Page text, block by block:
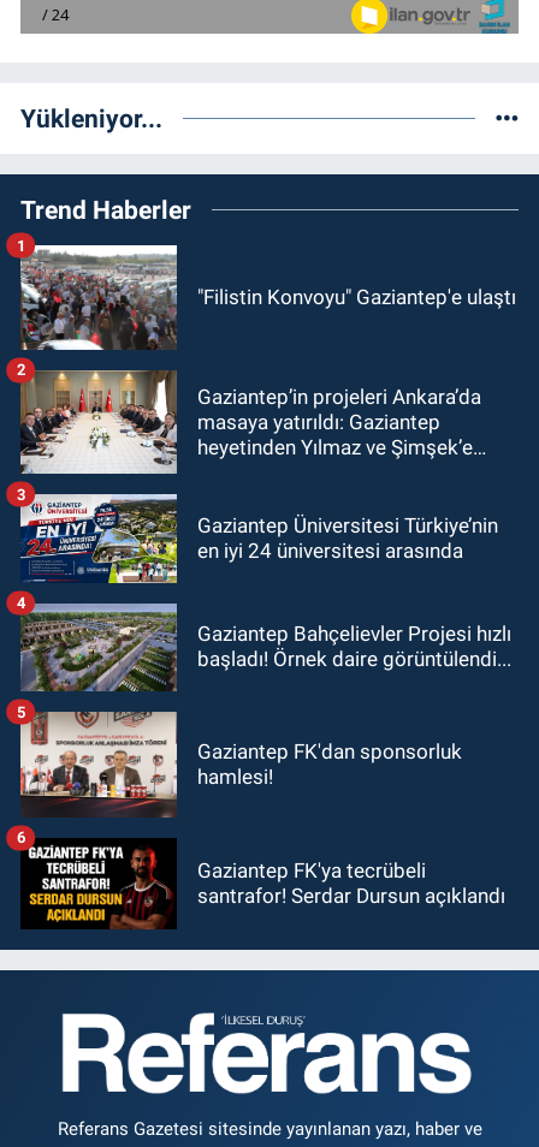
Yükleniyor...
Trend Haberler
"Filistin Konvoyu" Gaziantep'e ulaştı
1
Gaziantep’in projeleri Ankara’da
masaya yatırıldı: Gaziantep
heyetinden Yılmaz ve Şimşek’e
2
Gaziantep Üniversitesi Türkiye’nin
en iyi 24 üniversitesi arasında
3
Gaziantep Bahçelievler Projesi hızlı
başladı! Örnek daire görüntülendi...
4
Gaziantep FK'dan sponsorluk
hamlesi!
5
Gaziantep FK'ya tecrübeli
santrafor! Serdar Dursun açıklandı
6
Referans Gazetesi sitesinde yayınlanan yazı, haber ve